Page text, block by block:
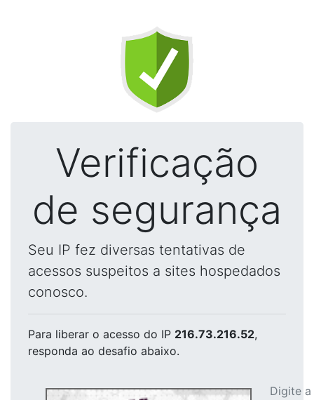
Verificação
de segurança
Seu IP fez diversas tentativas de
acessos suspeitos a sites hospedados
conosco.
Para liberar o acesso do IP 216.73.216.52,
responda ao desafio abaixo.
Digite